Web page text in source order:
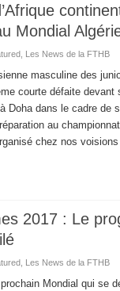
Mondial
Les News de la FTHB
masculine des
courte défaite devant
Doha dans le cadre de
au
chez nos
2017 : Le
Les News de la FTHB
prochain Mondial qui se